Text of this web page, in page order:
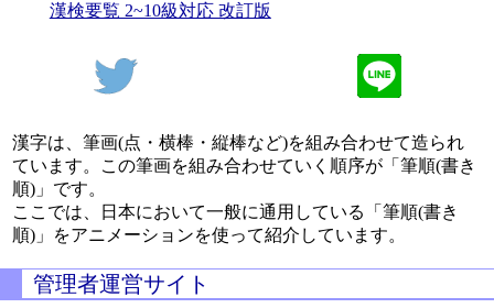
漢検要覧 2~10級対応 改訂版
漢字は、筆画(点・横棒・縦棒など)を組み合わせて造られ
ています。この筆画を組み合わせていく順序が「筆順(書き
順)」です。
ここでは、日本において一般に通用している「筆順(書き
順)」をアニメーションを使って紹介しています。
管理者運営サイト